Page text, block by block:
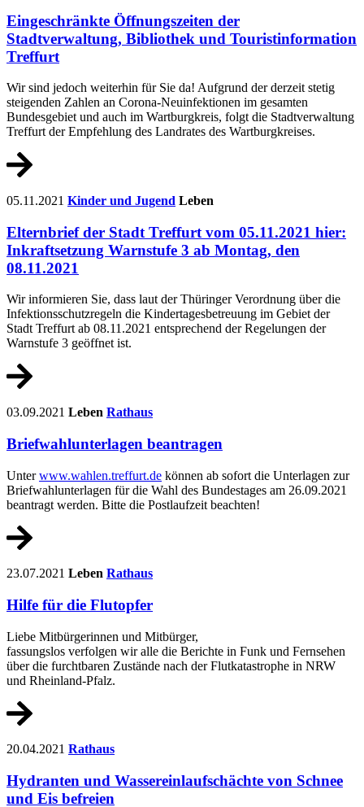
Eingeschränkte Öffnungszeiten der
Stadtverwaltung, Bibliothek und Touristinformation
Treffurt
Wir sind jedoch weiterhin für Sie da! Aufgrund der derzeit stetig
steigenden Zahlen an Corona-Neuinfektionen im gesamten
Bundesgebiet und auch im Wartburgkreis, folgt die Stadtverwaltung
Treffurt der Empfehlung des Landrates des Wartburgkreises.
05.11.2021 Kinder und Jugend Leben
Elternbrief der Stadt Treffurt vom 05.11.2021 hier:
Inkraftsetzung Warnstufe 3 ab Montag, den
08.11.2021
Wir informieren Sie, dass laut der Thüringer Verordnung über die
Infektionsschutzregeln die Kindertagesbetreuung im Gebiet der
Stadt Treffurt ab 08.11.2021 entsprechend der Regelungen der
Warnstufe 3 geöffnet ist.
03.09.2021 Leben Rathaus
Briefwahlunterlagen beantragen
Unterwww.wahlen.treffurt.de können ab sofort die Unterlagen zur
Briefwahlunterlagen für die Wahl des Bundestages am 26.09.2021
beantragt werden. Bitte die Postlaufzeit beachten!
23.07.2021 Leben Rathaus
Hilfe für die Flutopfer
Liebe Mitbürgerinnen und Mitbürger,
fassungslos verfolgen wir alle die Berichte in Funk und Fernsehen
über die furchtbaren Zustände nach der Flutkatastrophe in NRW
und Rheinland-Pfalz.
20.04.2021 Rathaus
Hydranten und Wassereinlaufschächte von Schnee
und Eis befreien